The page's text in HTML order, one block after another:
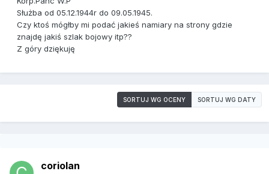
Służba od 05.12.1944r do 09.05.1945.
Czy ktoś mógłby mi podać jakieś namiary na strony gdzie
znajdę jakiś szlak bojowy itp??
Z góry dziękuję
SORTUJ WG OCENY SORTUJ WG DATY
coriolan